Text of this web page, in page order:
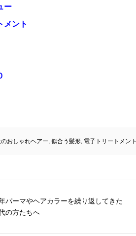
ー
メント
おしゃれヘアー, 似合う髪形, 電子トリートメント
パーマやヘアカラーを繰り返してきた
の方たちへ